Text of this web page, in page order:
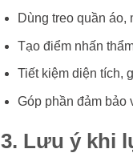
Dùng treo quần áo,
Tạo điểm nhấn
Tiết kiệm diện tích,
Góp phần đảm
3. Lưu ý khi